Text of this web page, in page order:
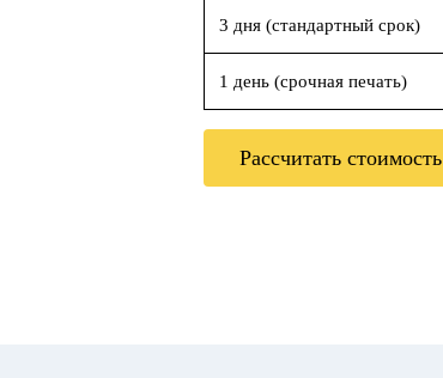
3 дня (стандартный срок)
1 день (срочная печать)
Рассчитать стоимость